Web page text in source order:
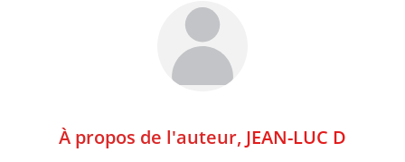
À propos de l'auteur, JEAN-LUC D